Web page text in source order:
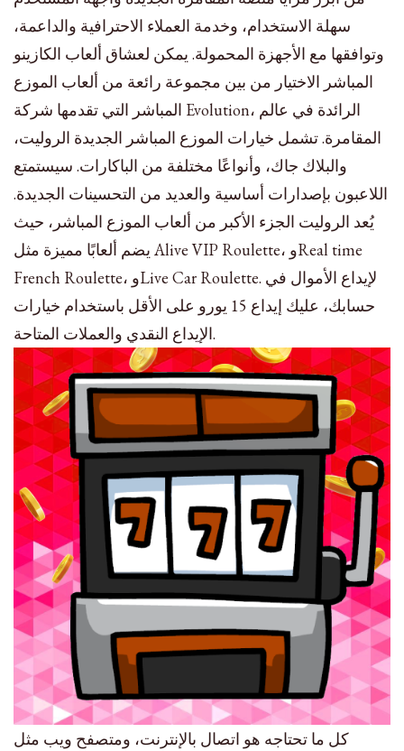
سهلة الاستخدام، وخدمة العملاء الاحترافية والداعمة،
وتوافقها مع الأجهزة المحمولة. يمكن لعشاق ألعاب الكازينو
المباشر الاختيار من بين مجموعة رائعة من ألعاب الموزع
المباشر التي تقدمها شركة Evolution، الرائدة في عالم
المقامرة. تشمل خيارات الموزع المباشر الجديدة الروليت،
والبلاك جاك، وأنواعًا مختلفة من الباكارات. سيستمتع
اللاعبون بإصدارات أساسية والعديد من التحسينات الجديدة.
يُعد الروليت الجزء الأكبر من ألعاب الموزع المباشر، حيث
يضم ألعابًا مميزة مثل Alive VIP Roulette، وReal time
French Roulette، وLive Car Roulette. لإيداع الأموال في
حسابك، عليك إيداع 15 يورو على الأقل باستخدام خيارات
الإيداع النقدي والعملات المتاحة.
كل ما تحتاجه هو اتصال بالإنترنت، ومتصفح ويب مثل